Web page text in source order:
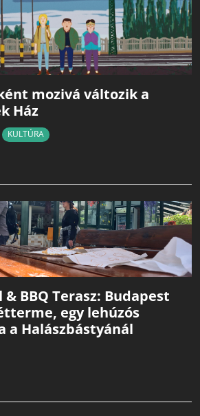
mozivá változik a
Ház
KULTÚRA
BBQ Terasz: Budapest
egy lehúzós
a Halászbástyánál